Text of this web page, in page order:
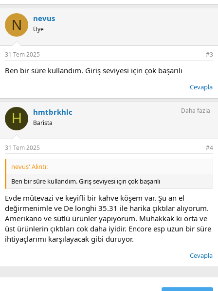
e
k
l
N nevus
Üye
31 Tem 2025 #3
Ben bir süre kullandım. Giriş seviyesi için çok başarılı
Cevapla
H hmtbrkhlc
Barista
Daha fazla
31 Tem 2025 #4
nevus' Alıntı:
Ben bir süre kullandım. Giriş seviyesi için çok başarılı
Evde mütevazi ve keyifli bir kahve köşem var. Şu an el
değirmenimle ve De longhi 35.31 ile harika çıktılar alıyorum.
Amerikano ve sütlü ürünler yapıyorum. Muhakkak ki orta ve
üst ürünlerin çıktıları cok daha iyidir. Encore esp uzun bir süre
ihtiyaçlarımı karşılayacak gibi duruyor.
Cevapla